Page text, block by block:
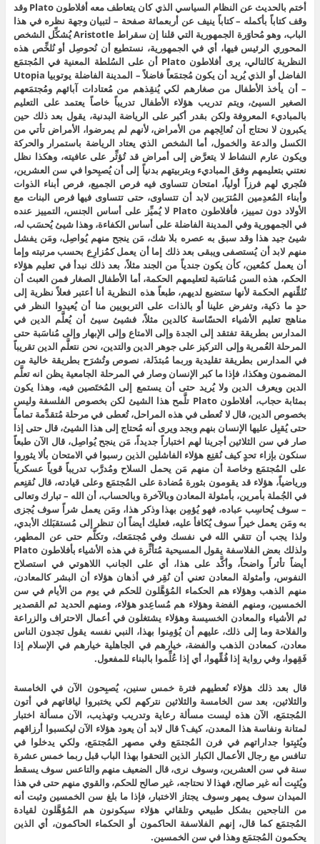
أختم بالحديث عن النظام السياسي الذي كان يتعاطف معه أفلاطون Plato وقد
وقف كتاباً بأكمله – كتاباً ينيف عن أربعمائة صفحة – لتبيان وجهة نظره في هذا
الباب، وهو مُحاوَرة الجمهورية التي قلنا إن سقراط Aristotle يُشكِّل الشخص
المحوري الرئيس فيها، أي في الجمهورية، نستطيع أن نُحوصِل أو نُلخِّص هذه
النظرية كالتالي، يرى أفلاطون Plato أن على السُلطة المعنية في المُجتمَع
الفاضل أو الذي يُريد أن يكون مُجتمَعاً فاضلاً – المدينة الفاضلة يوتوبيا Utopia
– أن يأخذ الأطفال من صغارهم لكي يُنقِذهم من مُعتادات آبائهم ومُجتمَعهم
الصغير السيئ، ويتم تدريب هؤلاء الأطفال تدريباً خاصاً يعتمد على التعليم
بالمباديء المعروفة ولكن بقدر أكبر على الرياضة البدنية، يقول بعد ذلك حين
يكبرون لا نحتاج أن نُعالِجهم من الأمراض، لأنهم لم يمرضوا، الأمراض تأتي من
الكسل والدعة والخمول، أما الشخص الذي يعتاد الرياضة باستمرار والحركة
ويكون عارم النشاط لا يتعرَّض إلى أمراض قد تُؤثِّر على عافيته، وهكذا نظل
نعتني بتعليمهم وفق المباديء وبتربيتهم بدنياً إلى أن يُصبِحوا في سن العشرين،
فنُجري لهم فرزاً أولياً، امتحان تتساوى فيه فرص الجميع، فرص أبناء الذوات
وأبناء المُعدِمين المُترَبين لابد أن تتساوى، حتى تتساوى فيها فرص البنات مع
الأولاد دون تمييز، فأفلاطون Plato لا يُميِّز على أساس الجنس، التمييز عنده
في الجمهورية وفي المدينة الفاضلة على أساس الكفاءة، وهذا شيئ يُحسَب له،
شيئ جيد هذا وقد سبق به عصره بلا شك، مَن ينجح منهم يُواصِل، ومَن يفشل
منهم لابد أن يُستصفى ويبقى بعد ذلك إما أن يعمل كمُزارِع بحسب مرتبته وإما
أن يعمل كمُعين، كأن يكون جندياً من الجند مثلاً، بعد ذلك نبدأ في تعليم هؤلاء
الحكم، هذه السن مُناسَبة لتعليمهم الحكمة، أما الأطفال الصغار فمن العبث أن
نُلقِّنهم الحكمة لأنها ستضيع لديهم، طبعاً هذه النظرية أنا أعتبر فعلاً نظرية إلى
حدٍ ما ذكية، وتفرض علينا أو بالذات على التربويين منا أن يُعيدوا النظر في
مناهج تعليم الأشياء الحسّاسة كالدين مثلاً، فشيئ سيئ أن يُعلَّم الدين في
المدارس بطريقة تفتقد إلى الجدة وإلى الامتاع وإلى الإبهار وإلى مُناسَبة حتى
المرحلة العُمرية وإلى التركيز على جوهر الدين والتدين، نحن نتعلَّم الدين تقريباً
في المدارس بطريقة تقليدية وربما مُبتذَلة، نصوص وتُشرَح بطريقة خالية من
المضمون وهكذا، فإذا ما كبر الإنسان وصار في المرحلة الجامعية يظن انه تعلَّم
الدين ويعرف الدين ولا يُريد حتى أن يستمع إلى المُختَصين فيه، وهذا يكون
بمثابة حجاب، أفلاطون Plato تلَّمح هذا الشيئ لكن بخصوص الفلسفة وليس
بخصوص الدين، قال لا تُعطى في هذه المراحل، تُعطى في مرحلة مُتقدِّمة تماماً
حتى يُقبِل عليها الإنسان بنهم وبجد ويرى أنه مُحتاج إلى هذا الشيئ، قال حتى إذا
صار في سن الثلاثين أجرينا لهم اختباراً جديداً، مَن ينجح يُواصِل، قال الآن طبعاً
سنكون بإزاء تحدٍ كيف نُقنِع هؤلاء الفاشلين الذين رسبوا في الامتحان بألا يثوروا
على المُجتمَع وخاصة أن منهم مَن يحمل السلاح ومُدرَّب تدريباً قوياً عسكرياً
ورياضياً، هؤلاء قد يقومون بثورة مُضادة على المُجتمَع وعلى قيادته، قال نُقنِعم
في الجُملة بأمرين، بأمثولة المعادن وبالآخرة وبالحساب، أن الله – تبارك وتعالى
– سوف يُحاسِب عباده، فهو يُؤمِن بهذا وذكر هذا، ومَن يعمل شراً سوف يُجزى
به ومَن يعمل خيراً سوف يُكافأ عليه، فعليك أيضاً أن تنظر إلى مُستقبَلك الأبدي،
ولذا يجب أن تتقي الله في نفسك وفي مُجتمَعك، وتكلَّم حتى عن المطهر،
ولذلك بعض الفلاسفة يقول المسيحية مُتأثِّرة في هذه الأشياء بأفلاطون Plato
أيضاً تأثراً واضحاً، وأكَّد على هذا، أي على الجانب اللاهوتي في استصلاح
النفوس، وأمثولة المعادن تعني أن نُقِر في أذهان هؤلاء أن البشر كالمعادن،
منهم الذهب وهؤلاء هم الحكماء المُؤهَّلون للحكم في يوم من الأيام في سن
الخمسين، ومنهم الفضة وهؤلاء هم مُساعِدو هؤلاء، ومنهم الحديد ثم القصدير
ثم الأشياء والمعادن الخسيسة وهؤلاء يشتغلون في أعمال الاحتراف والزراعة
والفلاحة وما إلى ذلك، عليهم أن يُؤمِنوا بهذا، النبي نفسه يقول تجدون الناس
معادن، كمعادن الذهب والفضة، خيارهم في الجاهلية خيارهم في الإسلام إذا
فَقِهوا، وفي رواية إذا فُقِّهوا، أي إذا عُلِّموا بالبناء للمفعول.
قال بعد ذلك هؤلاء نُعطيهم فترة خمس سنين، يُصبِحون الآن في الخامسة
والثلاثين، بعد سن الخامسة والثلاثين نتركهم لكي يختبروا لياقاتهم في أتون
المُجتمَع، الآن هذه ليست مسألة رعاية وتدريب وتهذيب، الآن مسألة اختبار
لمتانة ونفاسة هذا المعدن، كيف؟ قال لابد أن يعود هؤلاء الآن ليكسبوا أرزاقهم
ويُثبِتوا جداراتهم في فرن المُجتمَع وفي مصهر المُجتمَع، ولكي يدخلوا في
تنافس مع رجال الأعمال الكبار الذين التحقوا بهذا الباب قبل ربما خمس عشرة
سنة في سن العشرين، وسوف نرى، قال الضعيف منهم والتاعس سوف يسقط
ويُثبِت أنه غير صالح، فهذا لا نحتاجه، غير صالح للحكم، والقوي منهم حتى في هذا
الميدان سوف يمهر وسوف يجتاز الاختبار، فإذا ما بلغ سن الخمسين وثبت أنه
من الناجحين بشكل طبيعي وتلقائي هؤلاء سيكونون هم المُؤهَّلون لقيادة
المُجتمَع كما قال، إنهم الفلاسفة الحاكمون أو الحكماء الحاكمون، أي الذين
يحكمون المُجتمَع وهذا في سن الخمسين.